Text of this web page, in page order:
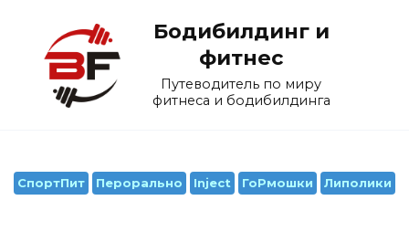
содержанию
Бодибилдинг и
фитнес
Путеводитель по миру
фитнеса и бодибилдинга
СпортПит Перорально Inject ГоРмошки Липолики